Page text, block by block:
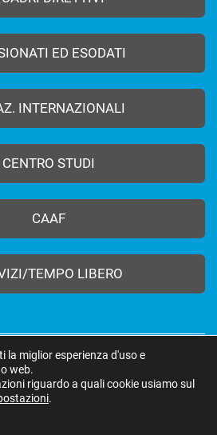
ED ESODATI
INTERNAZIONALI
CENTRO STUDI
CAAF
TEMPO LIBERO
BANCARI ITALIANI –Privacy Policy
46, 00198 Roma | Tel 06 8415751 | Fax 06
la miglior esperienza d'uso e
web.
riguardo a quali cookie usiamo sul
.